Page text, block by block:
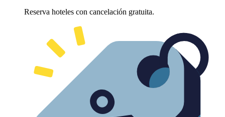
Reserva hoteles con cancelación gratuita.